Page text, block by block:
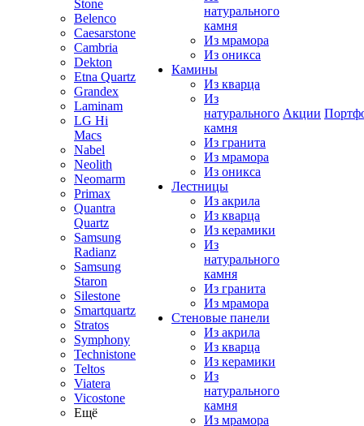
Stone
Belenco
Caesarstone
Cambria
Dekton
Etna Quartz
Grandex
Laminam
LG Hi
Macs
Nabel
Neolith
Neomarm
Primax
Quantra
Quartz
Samsung
Radianz
Samsung
Staron
Silestone
Smartquartz
Stratos
Symphony
Technistone
Teltos
Viatera
Vicostone
Ещё
натурального
камня
Из мрамора
Из оникса
Камины
Из кварца
Из
натурального
камня
Из гранита
Из мрамора
Из оникса
Лестницы
Из акрила
Из кварца
Из керамики
Из
натурального
камня
Из гранита
Из мрамора
Стеновые панели
Из акрила
Из кварца
Из керамики
Из
натурального
камня
Из мрамора
Акции